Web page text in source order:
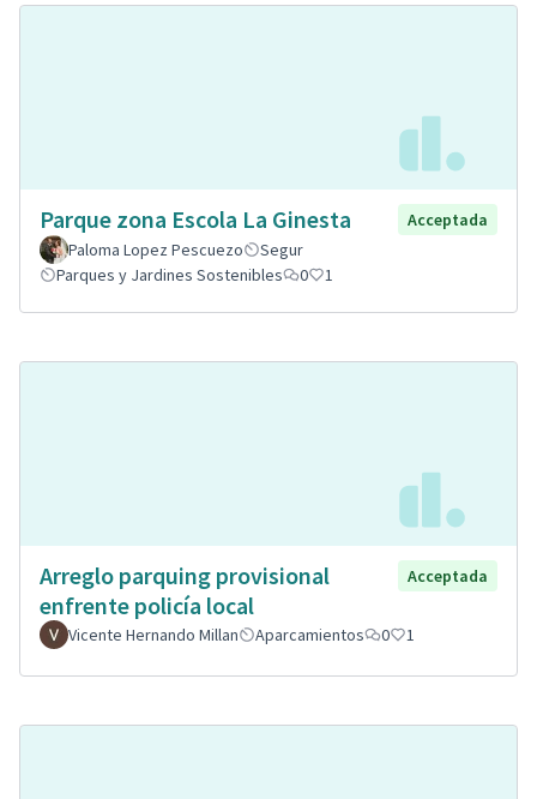
Parque zona Escola La Ginesta
Acceptada
Paloma Lopez Pescuezo
Segur
Parques y Jardines Sostenibles
0 1
Arreglo parquing provisional
enfrente policía local
Acceptada
Vicente Hernando Millan Aparcamientos 0 1